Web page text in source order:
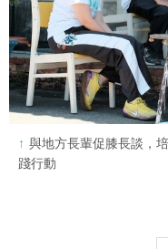
與地方長輩促膝長談，
踐行動